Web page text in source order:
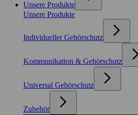
Unsere Produkte
Unsere Produkte
Individueller Gehörschutz
Kommunikation & Gehörschutz
Universal Gehörschutz
Zubehör